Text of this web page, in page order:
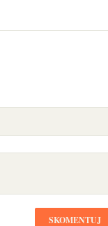
SKOMENTUJ